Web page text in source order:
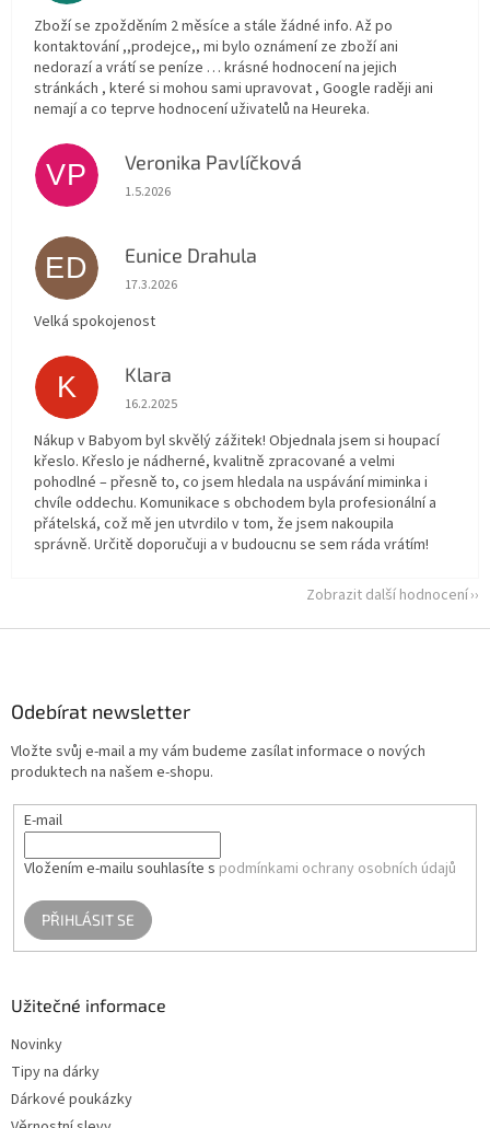
Zboží se zpožděním 2 měsíce a stále žádné info. Až po
kontaktování ,,prodejce,, mi bylo oznámení ze zboží ani
nedorazí a vrátí se peníze … krásné hodnocení na jejich
stránkách , které si mohou sami upravovat , Google raději ani
nemají a co teprve hodnocení uživatelů na Heureka.
VP Veronika Pavlíčková
Hodnocení obchodu je 5 z 5 hvězdiček.
1.5.2026
ED Eunice Drahula
Hodnocení obchodu je 5 z 5 hvězdiček.
17.3.2026
Velká spokojenost
K Klara
Hodnocení obchodu je 5 z 5 hvězdiček.
16.2.2025
Nákup v Babyom byl skvělý zážitek! Objednala jsem si houpací
křeslo. Křeslo je nádherné, kvalitně zpracované a velmi
pohodlné – přesně to, co jsem hledala na uspávání miminka i
chvíle oddechu. Komunikace s obchodem byla profesionální a
přátelská, což mě jen utvrdilo v tom, že jsem nakoupila
správně. Určitě doporučuji a v budoucnu se sem ráda vrátím!
Zobrazit další hodnocení
Odebírat newsletter
Vložte svůj e-mail a my vám budeme zasílat informace o nových
produktech na našem e-shopu.
E-mail
Vložením e-mailu souhlasíte s podmínkami ochrany osobních údajů
PŘIHLÁSIT SE
Užitečné informace
Novinky
Tipy na dárky
Dárkové poukázky